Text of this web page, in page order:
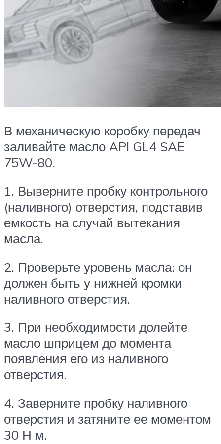
В механическую коробку передач
заливайте масло API GL4 SAE
75W-80.
1. Выверните пробку контрольного
(наливного) отверстия, подставив
емкость на случай вытекания
масла.
2. Проверьте уровень масла: он
должен быть у нижней кромки
наливного отверстия.
3. При необходимости долейте
масло шприцем до момента
появления его из наливного
отверстия.
4. Заверните пробку наливного
отверстия и затяните ее моментом
30 Н м.